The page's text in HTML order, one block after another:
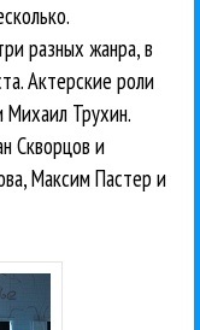
разных жанра, в
Актерские роли
Михаил Трухин.
Скворцов и
Максим Пастер и